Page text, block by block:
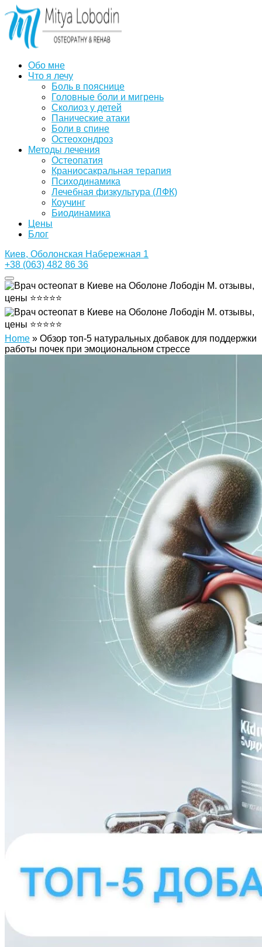
Обо мне
Что я лечу
Боль в пояснице
Головные боли и мигрень
Сколиоз у детей
Панические атаки
Боли в спине
Остеохондроз
Методы лечения
Остеопатия
Краниосакральная терапия
Психодинамика
Лечебная физкультура (ЛФК)
Коучинг
Биодинамика
Цены
Блог
Киев, Оболонская Набережная 1
+38 (063) 482 86 36
Home » Обзор топ-5 натуральных добавок для поддержки
работы почек при эмоциональном стрессе